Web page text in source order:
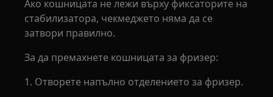
Ако кошницата не лежи върху фиксаторите на
стабилизатора, чекмеджето няма да се
затвори правилно.
За да премахнете кошницата за фризер:
1. Отворете напълно отделението за фризер.